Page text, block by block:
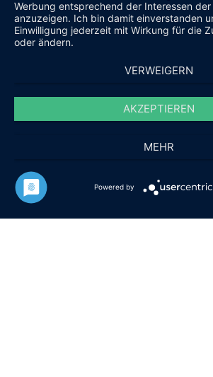
Werbung entsprechend der Interessen
anzuzeigen. Ich bin damit einverstanden
Einwilligung jederzeit mit Wirkung für die
oder ändern.
VERWEIGERN
AKZEPTIEREN
MEHR
Powered by